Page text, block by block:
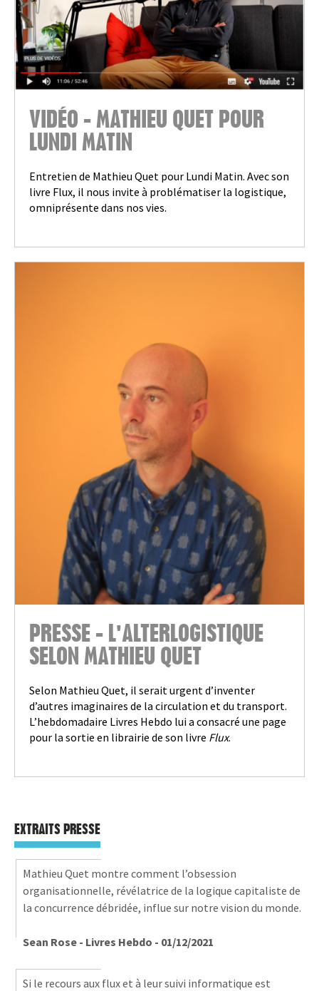
VIDÉO - MATHIEU QUET POUR
LUNDI MATIN
Entretien de Mathieu Quet pour Lundi Matin. Avec son
livre Flux, il nous invite à problématiser la logistique,
omniprésente dans nos vies.
PRESSE - L'ALTERLOGISTIQUE
SELON MATHIEU QUET
Selon Mathieu Quet, il serait urgent d’inventer
d’autres imaginaires de la circulation et du transport.
L’hebdomadaire Livres Hebdo lui a consacré une page
pour la sortie en librairie de son livre Flux.
EXTRAITS PRESSE
Mathieu Quet montre comment l’obsession
organisationnelle, révélatrice de la logique capitaliste de
la concurrence débridée, influe sur notre vision du monde.
Sean Rose - Livres Hebdo - 01/12/2021
Si le recours aux flux et à leur suivi informatique est